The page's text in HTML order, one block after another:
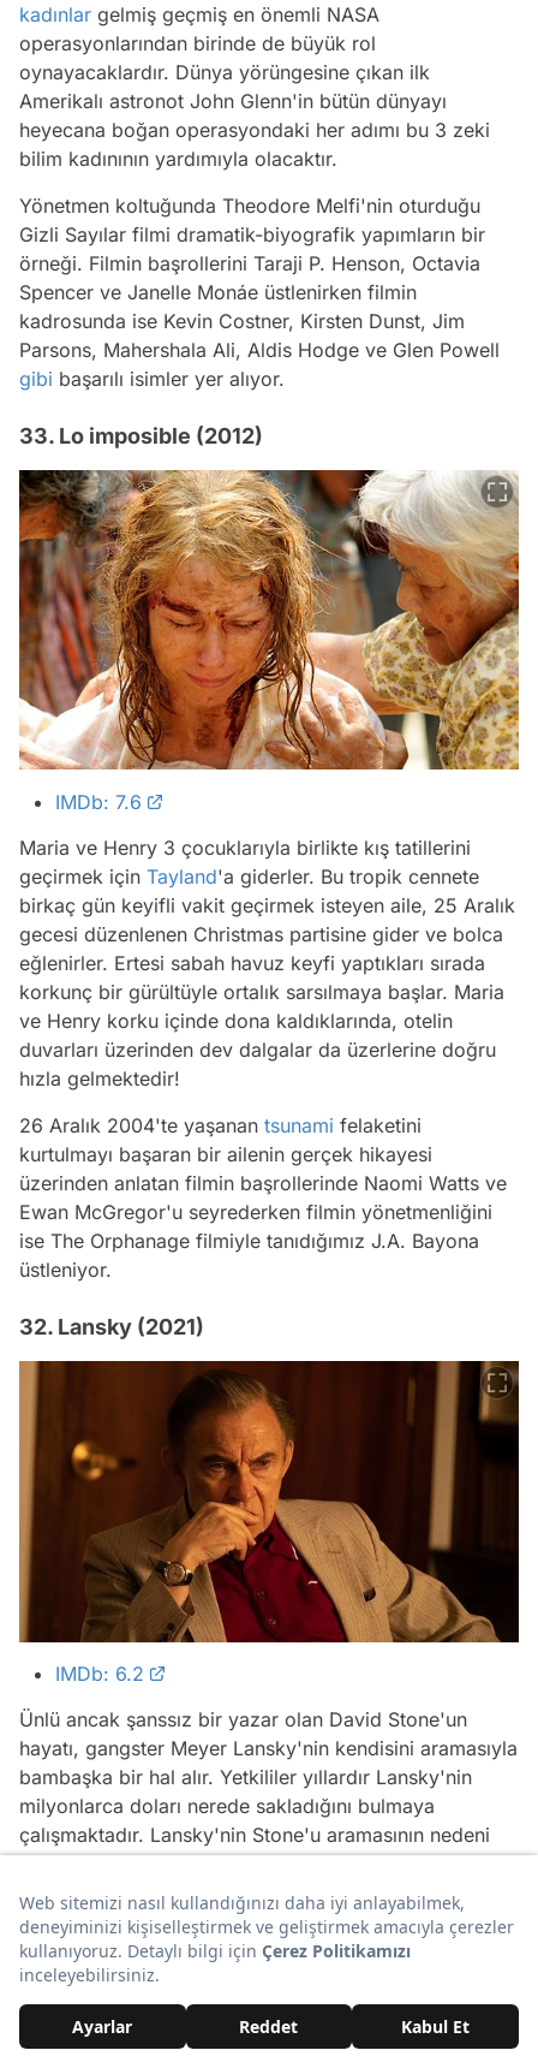
kadınlar gelmiş geçmiş en önemli NASA
operasyonlarından birinde de büyük rol
oynayacaklardır. Dünya yörüngesine çıkan ilk
Amerikalı astronot John Glenn'in bütün dünyayı
heyecana boğan operasyondaki her adımı bu 3 zeki
bilim kadınının yardımıyla olacaktır.
Yönetmen koltuğunda Theodore Melfi'nin oturduğu
Gizli Sayılar filmi dramatik-biyografik yapımların bir
örneği. Filmin başrollerini Taraji P. Henson, Octavia
Spencer ve Janelle Monáe üstlenirken filmin
kadrosunda ise Kevin Costner, Kirsten Dunst, Jim
Parsons, Mahershala Ali, Aldis Hodge ve Glen Powell
gibi başarılı isimler yer alıyor.
33. Lo imposible (2012)
IMDb: 7.6
Maria ve Henry 3 çocuklarıyla birlikte kış tatillerini
geçirmek için Tayland'a giderler. Bu tropik cennete
birkaç gün keyifli vakit geçirmek isteyen aile, 25 Aralık
gecesi düzenlenen Christmas partisine gider ve bolca
eğlenirler. Ertesi sabah havuz keyfi yaptıkları sırada
korkunç bir gürültüyle ortalık sarsılmaya başlar. Maria
ve Henry korku içinde dona kaldıklarında, otelin
duvarları üzerinden dev dalgalar da üzerlerine doğru
hızla gelmektedir!
26 Aralık 2004'te yaşanan tsunami felaketini
kurtulmayı başaran bir ailenin gerçek hikayesi
üzerinden anlatan filmin başrollerinde Naomi Watts ve
Ewan McGregor'u seyrederken filmin yönetmenliğini
ise The Orphanage filmiyle tanıdığımız J.A. Bayona
üstleniyor.
32. Lansky (2021)
IMDb: 6.2
Ünlü ancak şanssız bir yazar olan David Stone'un
hayatı, gangster Meyer Lansky'nin kendisini aramasıyla
bambaşka bir hal alır. Yetkililer yıllardır Lansky'nin
milyonlarca doları nerede sakladığını bulmaya
çalışmaktadır. Lansky'nin Stone'u aramasının nedeni
çıkarmak istemesidir.
31. The Dig (2021)